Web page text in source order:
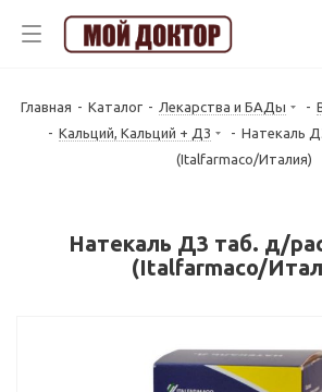
Главная - Каталог - Лекарства и БАДы -
- Кальций, Кальций + Д3 - Натекаль
(Italfarmaco/Италия)
Натекаль Д3 таб. д/
(Italfarmaco/